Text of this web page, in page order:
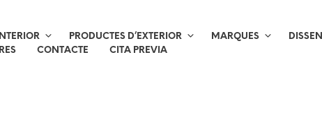
PRODUCTES D’EXTERIOR MARQUES
CONTACTE CITA PREVIA